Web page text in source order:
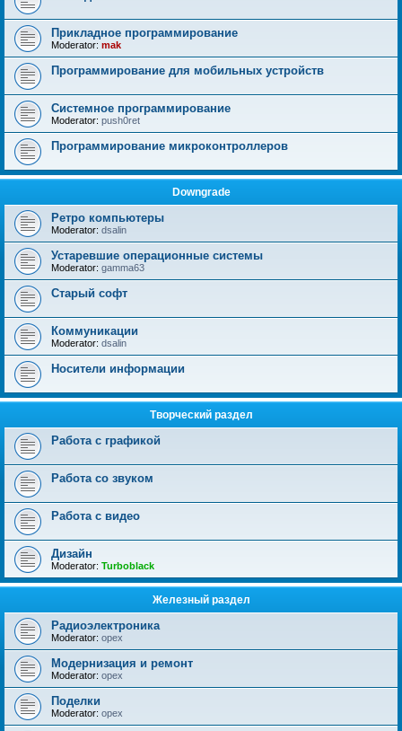
Прикладное программирование
Moderator: mak
Программирование для мобильных устройств
Системное программирование
Moderator: push0ret
Программирование микроконтроллеров
Downgrade
Ретро компьютеры
Moderator: dsalin
Устаревшие операционные системы
Moderator: gamma63
Старый софт
Коммуникации
Moderator: dsalin
Носители информации
Творческий раздел
Работа с графикой
Работа со звуком
Работа с видео
Дизайн
Moderator: Turboblack
Железный раздел
Радиоэлектроника
Moderator: opex
Модернизация и ремонт
Moderator: opex
Поделки
Moderator: opex